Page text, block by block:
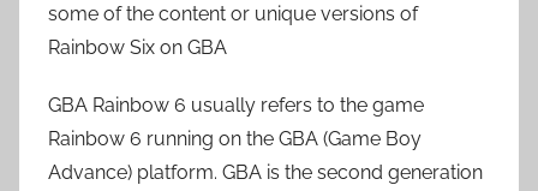
some of the content or unique versions of
Rainbow Six on GBA
GBA Rainbow 6 usually refers to the game
Rainbow 6 running on the GBA (Game Boy
Advance) platform. GBA is the second generation